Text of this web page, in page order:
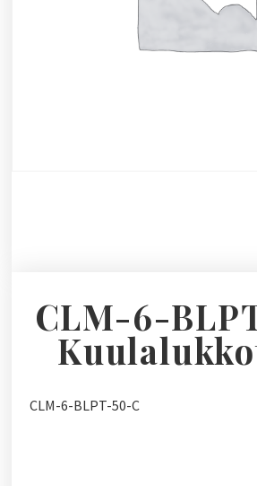
CLM-6-
CLM-6-BLPT-50-C